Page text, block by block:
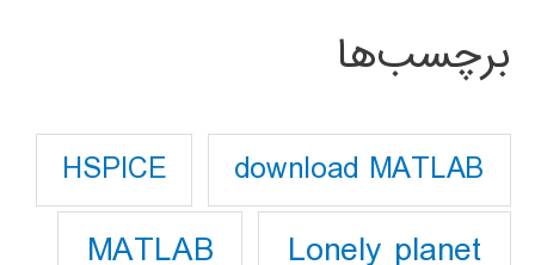
برچسب‌ها
download MATLAB
HSPICE
Lonely planet
MATLAB